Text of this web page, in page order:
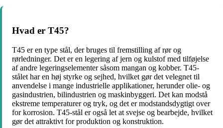
Hvad er T45?
T45 er en type stål, der bruges til fremstilling af rør og
rørledninger. Det er en legering af jern og kulstof med tilføjelse
af andre legeringselementer såsom mangan og kobber. T45-
stålet har en høj styrke og sejhed, hvilket gør det velegnet til
anvendelse i mange industrielle applikationer, herunder olie- og
gasindustrien, bilindustrien og maskinbyggeri. Det kan modstå
ekstreme temperaturer og tryk, og det er modstandsdygtigt over
for korrosion. T45-stål er også let at svejse og bearbejde, hvilket
gør det attraktivt for produktion og konstruktion.